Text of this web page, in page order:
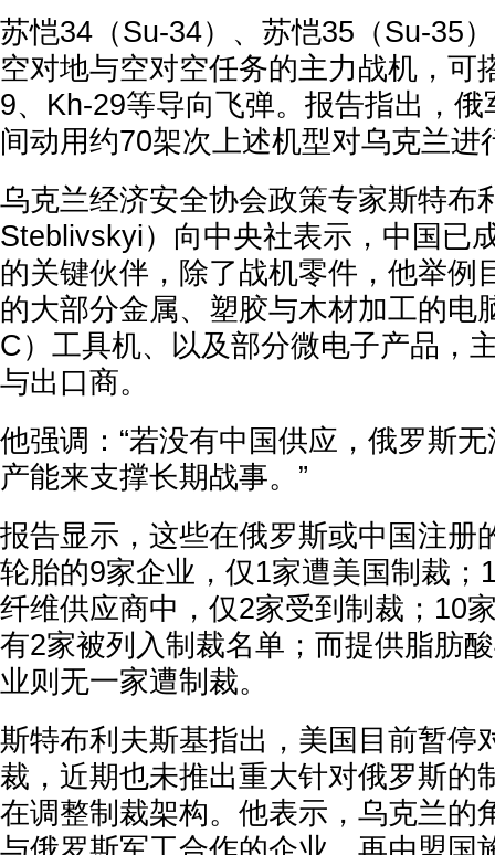
苏恺34（Su-34）、苏恺35（Su-35
空对地与空对空任务的主力战机，可
9、Kh-29等导向飞弹。报告指出，
间动用约70架次上述机型对乌克兰进
乌克兰经济安全协会政策专家斯特布
Steblivskyi）向中央社表示，中国已
的关键伙伴，除了战机零件，他举例
的大部分金属、塑胶与木材加工的电
C）工具机、以及部分微电子产品，
与出口商。
他强调：“若没有中国供应，俄罗斯
产能来支撑长期战事。”
报告显示，这些在俄罗斯或中国注册
轮胎的9家企业，仅1家遭美国制裁；
纤维供应商中，仅2家受到制裁；10
有2家被列入制裁名单；而提供脂肪
业则无一家遭制裁。
斯特布利夫斯基指出，美国目前暂停
裁，近期也未推出重大针对俄罗斯的
在调整制裁架构。他表示，乌克兰的